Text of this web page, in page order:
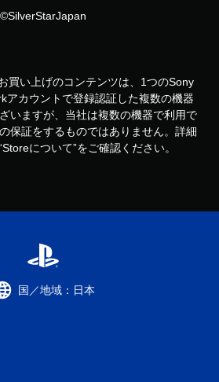
©SilverStarJapan
買い上げのコンテンツは、1つのSony
アカウントで登録認証した複数の機器
いますが、当社は複数の機器で利用で
保証をするものではありません。詳細
について”をご確認ください。
国／地域：日本